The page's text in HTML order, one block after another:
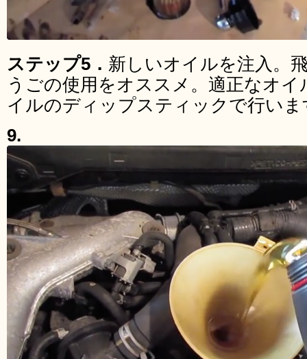
ステップ5． 新しいオイルを注入。
うごの使用をオススメ。適正なオ
イルのディップスティックで行いま
9.